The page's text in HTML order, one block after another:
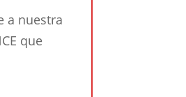
a nuestra
que